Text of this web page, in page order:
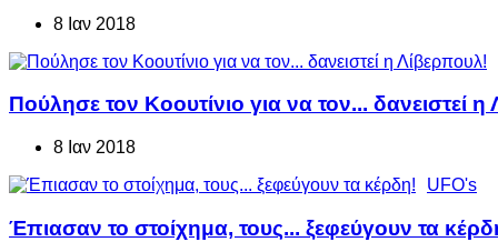
8 Ιαν 2018
Πούλησε τον Κοουτίνιο για να τον... δανειστεί η
8 Ιαν 2018
UFO's
Έπιασαν το στοίχημα, τους... ξεφεύγουν τα